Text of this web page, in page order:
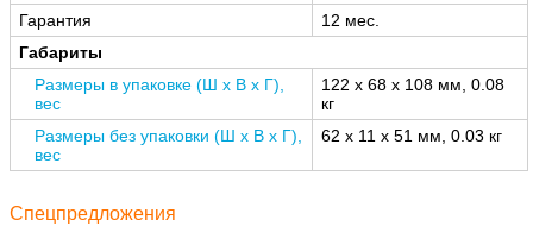
Гарантия
12 мес.
Габариты
Размеры в упаковке (Ш x В x Г),
вес
122 x 68 x 108 мм, 0.08
кг
Размеры без упаковки (Ш x В x Г),
вес
62 x 11 x 51 мм, 0.03 кг
Спецпредложения